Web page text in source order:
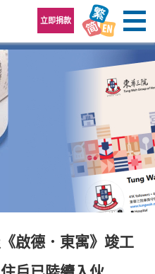
立即捐款
啟德．東寓》竣工